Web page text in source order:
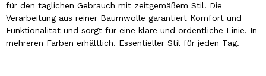
für den täglichen Gebrauch mit zeitgemäßem Stil. Die
Verarbeitung aus reiner Baumwolle garantiert Komfort und
Funktionalität und sorgt für eine klare und ordentliche Linie. In
mehreren Farben erhältlich. Essentieller Stil für jeden Tag.